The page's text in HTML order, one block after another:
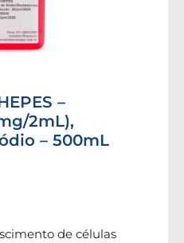
–
2mL),
– 500mL
de células